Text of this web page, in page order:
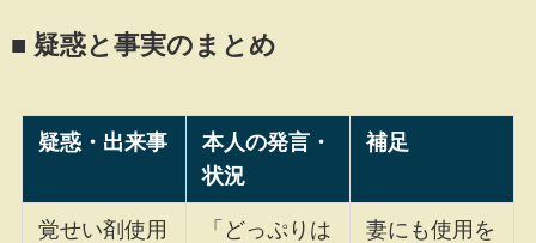
■ 疑惑と事実のまとめ
疑惑・出来事
本人の発言・
状況
補足
覚せい剤使用
「どっぷりは
妻にも使用を